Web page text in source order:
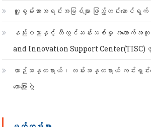
လူ့စွမ်းအားအရင်းအမြစ်များ ဖြည့်တင်းဆောင်ရွက်နို
နည်းပညာနှင့် တီထွင်ဆန်းသစ်မှု အထောက်အကူပ
and Innovation Support
ယာဉ်အန္တရာယ်၊ လမ်းအန္တရာယ် ကင်းရှင်းရ
ဟောပြောပွဲ